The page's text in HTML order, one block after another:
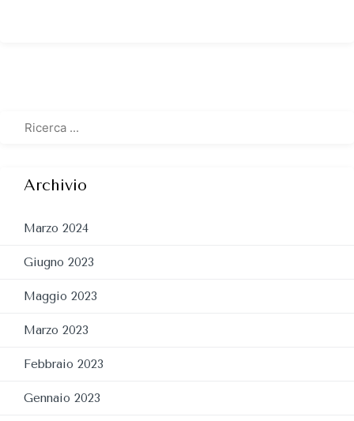
Archivio
Marzo 2024
Giugno 2023
Maggio 2023
Marzo 2023
Febbraio 2023
Gennaio 2023